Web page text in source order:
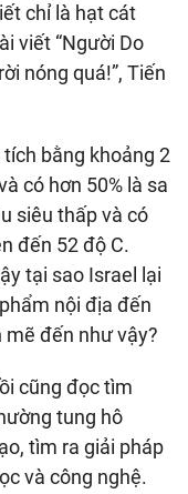
chỉ là hạt cát
viết “Người Do
nóng quá!”, Tiến
tích bằng khoảng 2
có hơn 50% là sa
siêu thấp và có
đến 52 độ C.
tại sao Israel lại
nội địa đến
mẽ đến như vậy?
cũng đọc tìm
tung hô
tìm ra giải pháp
và công nghệ.